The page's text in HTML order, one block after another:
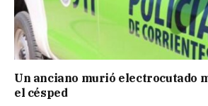
Un anciano murió electrocutado
el césped